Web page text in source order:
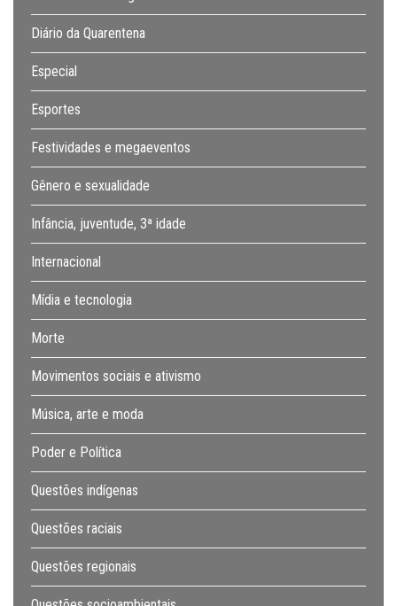
Diário da Quarentena
Especial
Esportes
Festividades e megaeventos
Gênero e sexualidade
Infância, juventude, 3ª idade
Internacional
Mídia e tecnologia
Morte
Movimentos sociais e ativismo
Música, arte e moda
Poder e Política
Questões indígenas
Questões raciais
Questões regionais